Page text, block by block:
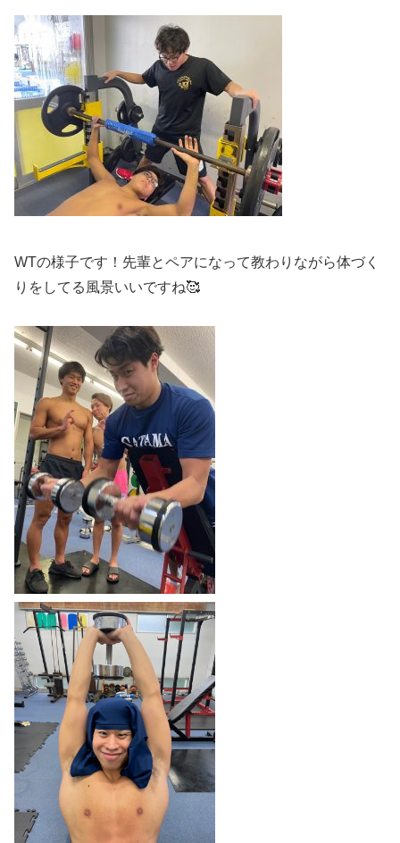
WTの様子です！先輩とペアになって教わりながら体づく
りをしてる風景いいですね🥰